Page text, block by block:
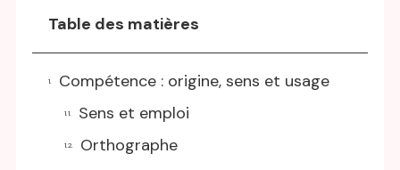
Table des matières
Compétence : origine, sens et usage
Sens et emploi
Orthographe